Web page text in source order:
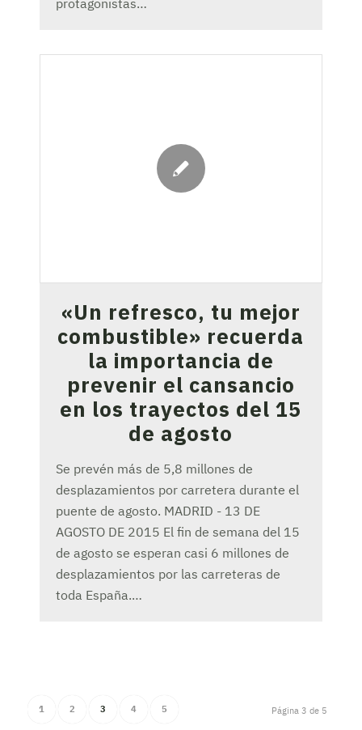
«Un refresco, tu mejor
combustible» recuerda
la importancia de
prevenir el cansancio
en los trayectos del 15
de agosto
Se prevén más de 5,8 millones de
desplazamientos por carretera durante el
puente de agosto. MADRID - 13 DE
AGOSTO DE 2015 El fin de semana del 15
de agosto se esperan casi 6 millones de
desplazamientos por las carreteras de
toda España.…
Página 3 de 5
1 2 3 4 5